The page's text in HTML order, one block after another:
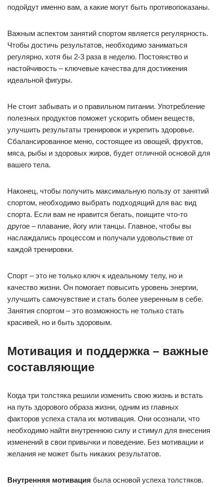
подойдут именно вам, а какие могут быть противопоказаны.
Важным аспектом занятий спортом является регулярность.
Чтобы достичь результатов, необходимо заниматься
регулярно, хотя бы 2-3 раза в неделю. Постоянство и
настойчивость – ключевые качества для достижения
идеальной фигуры.
Не стоит забывать и о правильном питании. Употребление
полезных продуктов поможет ускорить обмен веществ,
улучшить результаты тренировок и укрепить здоровье.
Сбалансированное меню, состоящее из овощей, фруктов,
мяса, рыбы и здоровых жиров, будет отличной основой для
вашего тела.
Наконец, чтобы получить максимальную пользу от занятий
спортом, необходимо выбрать подходящий для вас вид
спорта. Если вам не нравится бегать, поищите что-то
другое – плавание, йогу или танцы. Главное, чтобы вы
наслаждались процессом и получали удовольствие от
каждой тренировки.
Спорт – это не только ключ к идеальному телу, но и
качество жизни. Он помогает повысить уровень энергии,
улучшить самочувствие и стать более уверенным в себе.
Занятия спортом – это возможность не только стать
красивей, но и быть здоровым.
Мотивация и поддержка – важные
составляющие
Когда три толстяка решили изменить свою жизнь и встать
на путь здорового образа жизни, одним из главных
факторов успеха стала их мотивация. Они осознали, что
необходимо найти внутреннюю силу и стимул для внесения
изменений в свои привычки и поведение. Без мотивации и
желания не может быть никаких результатов.
Внутренняя мотивация была основой успеха толстяков.